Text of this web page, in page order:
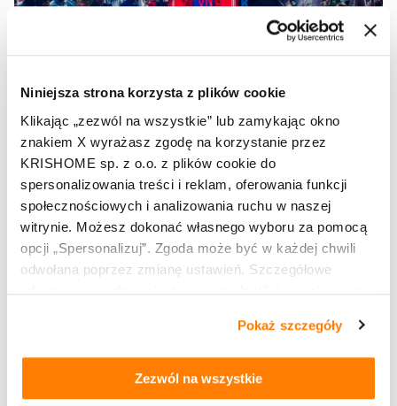
Niniejsza strona korzysta z plików cookie
Klikając „zezwól na wszystkie” lub zamykając okno
znakiem X wyrażasz zgodę na korzystanie przez
KRISHOME sp. z o.o. z plików cookie do
spersonalizowania treści i reklam, oferowania funkcji
społecznościowych i analizowania ruchu w naszej
witrynie. Możesz dokonać własnego wyboru za pomocą
opcji „Spersonalizuj”. Zgoda może być w każdej chwili
odwołana poprzez zmianę ustawień. Szczegółowe
informacje o rodzajach stosowanych plików cookie oraz
tym, jak korzystasz z naszej witryny, znajdziesz w
zakładkach „szczegóły”, „o plikach cookie” orazPolityce
prywatności i cookies.
Pokaż szczegóły
Zezwól na wszystkie
Co warte podkreślenia, to naprawdę wyjątkowy